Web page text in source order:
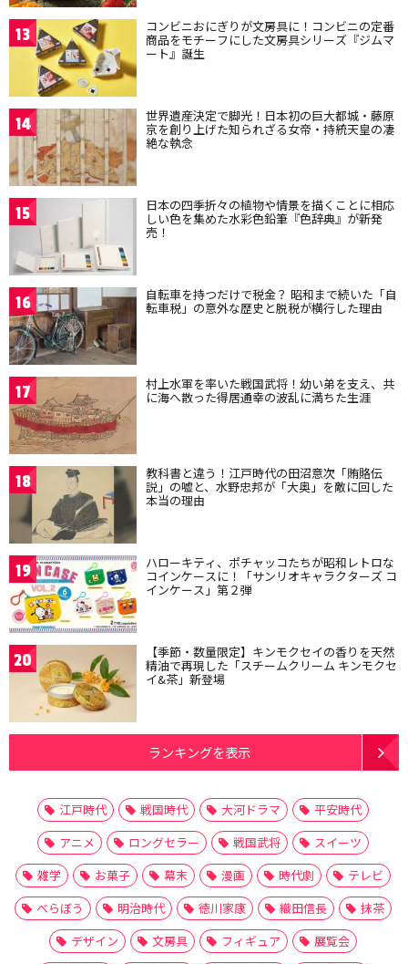
13 コンビニおにぎりが文房具に！コンビニの定番
商品をモチーフにした文房具シリーズ『ジムマ
ート』誕生
14 世界遺産決定で脚光！日本初の巨大都城・藤原
京を創り上げた知られざる女帝・持統天皇の凄
絶な執念
15 日本の四季折々の植物や情景を描くことに相応
しい色を集めた水彩色鉛筆『色辞典』が新発
売！
16 自転車を持つだけで税金？ 昭和まで続いた「自
転車税」の意外な歴史と脱税が横行した理由
17 村上水軍を率いた戦国武将！幼い弟を支え、共
に海へ散った得居通幸の波乱に満ちた生涯
18 教科書と違う！江戸時代の田沼意次「賄賂伝
説」の嘘と、水野忠邦が「大奥」を敵に回した
本当の理由
19 ハローキティ、ポチャッコたちが昭和レトロな
コインケースに！「サンリオキャラクターズ コ
インケース」第２弾
20 【季節・数量限定】キンモクセイの香りを天然
精油で再現した「スチームクリーム キンモクセ
イ&茶」新登場
ランキングを表示
江戸時代 戦国時代 大河ドラマ
平安時代
アニメ
ロングセラー 戦国武将
スイーツ
雑学
お菓子 幕末 漫画 時代劇
テレビ
べらぼう
明治時代 徳川家康 織田信長
抹茶
デザイン
文房具 フィギュア
展覧会